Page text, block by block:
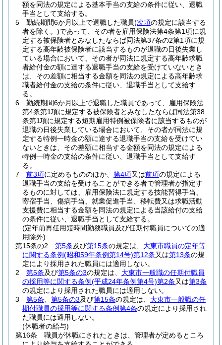
額を同法の規定による基本手当の支給の条件に従い、退職
手当として支給する。
5
勤続期間6か月以上で退職した職員(次項の規定に該当する
者を除く。)であって、その者を雇用保険法第4条第1項に規
定する被保険者とみなしたならば同法第37条の2第1項に規
定する高年齢被保険者に該当するものが退職の日後失業し
ている場合において、その者が同法に規定する高年齢求職
者給付金の額に達する退職手当の支給を受けていないとき
は、その差額に相当する金額を同法の規定による高年齢求
職者給付金の支給の条件に従い、退職手当として支給す
る。
6
勤続期間6か月以上で退職した職員であって、雇用保険法
第4条第1項に規定する被保険者とみなしたならば同法第38
条第1項に規定する短期雇用特例被保険者に該当するものが
退職の日後失業している場合において、その者が同法に規
定する特例一時金の額に達する退職手当の支給を受けてい
ないときは、その差額に相当する金額を同法の規定による
特例一時金の支給の条件に従い、退職手当として支給す
る。
7
前3項に定めるもののほか、 第4項又は前項の規定による
退職手当の支給を受けることができる者で管理者が指定す
るものに対しては、雇用保険法に規定する技能習得手当、
寄宿手当、傷病手当、就業促進手当、移転費又は求職活動
支援費に相当する金額を同法の規定による当該給付の支給
の条件に従い、退職手当として支給する。
(定年前再任用短時間勤務職員及び任期付職員についての適
用除外)
第15条の2
第5条及び第15条の規定は、 大東市職員の定年等
に関する条例(昭和59年条例第14号)第12条又は第13条の規
定により採用された職員には適用しない。
2
第5条及び第5条の3の規定は、 大東市一般職の任期付職員
の採用等に関する条例(平成24年条例第4号)第2条又は第3条
の規定により採用された職員には適用しない。
3
第5条 第5条の3及び第15条の規定は、 大東市一般職の任
期付職員の採用等に関する条例第4条の規定により採用され
た職員には適用しない。
(休職者の給与)
第16条
職員が休職にされたときは、管理者が定めるところ